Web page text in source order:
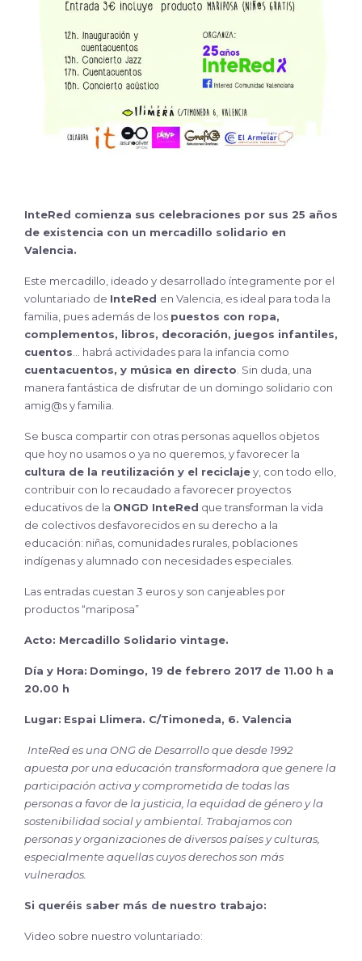
InteRed comienza sus celebraciones por sus 25 años
de existencia con un mercadillo solidario en
Valencia.
Este mercadillo, ideado y desarrollado íntegramente por el
voluntariado de InteRed en Valencia, es ideal para toda la
familia, pues además de los puestos con ropa,
complementos, libros, decoración, juegos infantiles,
cuentos … habrá actividades para la infancia como
cuentacuentos, y música en directo . Sin duda, una
manera fantástica de disfrutar de un domingo solidario con
amig@s y familia.
Se busca compartir con otras personas aquellos objetos
que hoy no usamos o ya no queremos, y favorecer la
cultura de la reutilización y el reciclajey, con todo ello,
contribuir con lo recaudado a favorecer proyectos
educativos de la ONGD InteRed que transforman la vida
de colectivos desfavorecidos en su derecho a la
educación: niñas, comunidades rurales, poblaciones
indígenas y alumnado con necesidades especiales.
Las entradas cuestan 3 euros y son canjeables por
productos “mariposa”
Acto: Mercadillo Solidario vintage.
Día y Hora: Domingo, 19 de febrero 2017 de 11.00 h a
20.00 h
Lugar: Espai Llimera. C/Timoneda, 6. Valencia
InteRed es una ONG de Desarrollo que desde 1992
apuesta por una educación transformadora que genere la
participación activa y comprometida de todas las
personas a favor de la justicia, la equidad de género y la
sostenibilidad social y ambiental. Trabajamos con
personas y organizaciones de diversos países y culturas,
especialmente aquellas cuyos derechos son más
vulnerados.
Si queréis saber más de nuestro trabajo:
Video sobre nuestro voluntariado: